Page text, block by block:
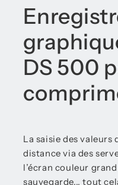
DS 500
La saisie des valeurs
distance via des
l’écran couleur
sauvegarde... tout